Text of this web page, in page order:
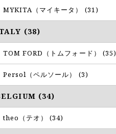
MYKITA（マイキータ） (31)
(38)
TOM FORD（トムフォード） (35)
Persol（ペルソール） (3)
(34)
theo（テオ） (34)